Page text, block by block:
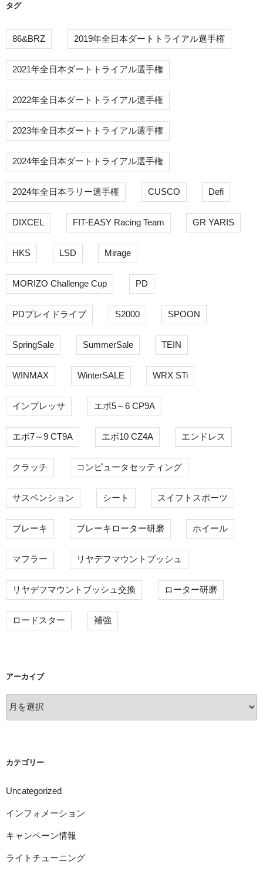
タグ
86&BRZ 2019年全日本ダートトライアル選手権
2021年全日本ダートトライアル選手権
2022年全日本ダートトライアル選手権
2023年全日本ダートトライアル選手権
2024年全日本ダートトライアル選手権
2024年全日本ラリー選手権 CUSCO Defi
DIXCEL FIT-EASY Racing Team GR YARIS
HKS LSD Mirage
MORIZO Challenge Cup PD
PDプレイドライブ S2000 SPOON
SpringSale SummerSale TEIN
WINMAX WinterSALE WRX STi
インプレッサ エボ5～6 CP9A
エボ7～9 CT9A エボ10 CZ4A エンドレス
クラッチ コンピュータセッティング
サスペンション シート スイフトスポーツ
ブレーキ ブレーキローター研磨 ホイール
マフラー リヤデフマウントブッシュ
リヤデフマウントブッシュ交換 ローター研磨
ロードスター 補強
アーカイブ
ー
カテゴリー
Uncategorized
インフォメーション
キャンペーン情報
ライトチューニング